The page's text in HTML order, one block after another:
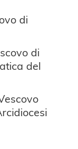
di
di
del